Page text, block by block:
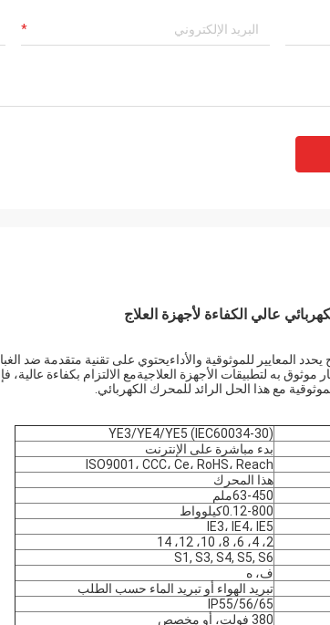
موثوق به لتطبيقات الأجهزة العلاجيةمع الالتزام بكفاءة عالية،
مع هذا الحل الرائد للمحرك الكهربائي.
YE3/YE4/YE5 (IEC60034-30)
بدء مباشرة على الإنترنت
ISO9001، CCC، Ce، RoHS، Reach
هذا المحرك
63-450ملم
0.12-800كيلوواط
IE3، IE4، IE5
2، 4، 6، 8، 10، 12، 14
S1, S3, S4, S5, S6
ف، ه
تبريد الهواء أو تبريد الماء حسب الطلب
IP55/56/65
380 فولت، أو مخصص